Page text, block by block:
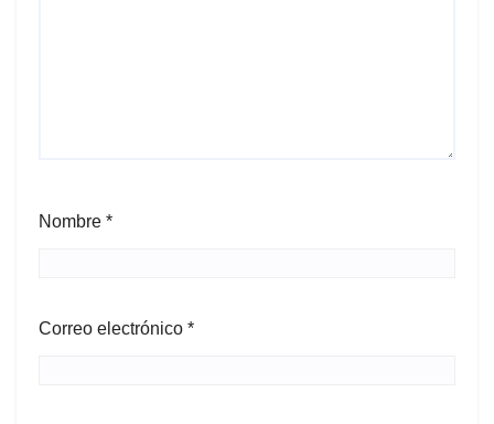
Nombre *
Correo electrónico *